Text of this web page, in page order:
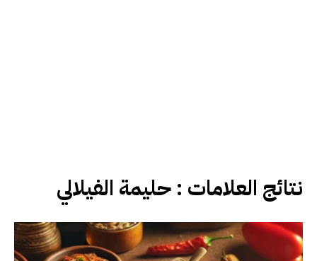
نتائج العلامات : حليمة الفيلالي